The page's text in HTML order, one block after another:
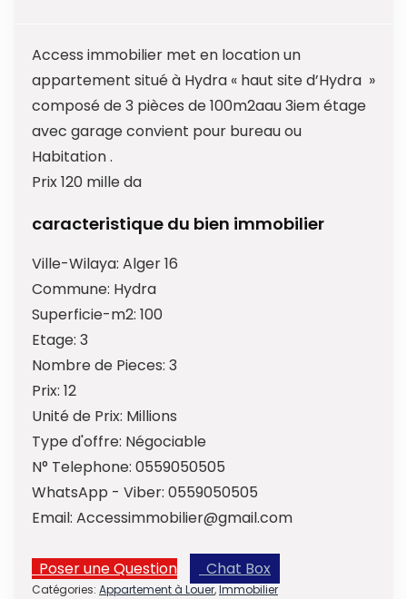
Access immobilier met en location un
appartement situé à Hydra « haut site d’Hydra »
composé de 3 pièces de 100m2aau 3iem étage
avec garage convient pour bureau ou
Habitation .
Prix 120 mille da
caracteristique du bien immobilier
Ville-Wilaya: Alger 16
Commune: Hydra
Superficie-m2: 100
Etage: 3
Nombre de Pieces: 3
Prix: 12
Unité de Prix: Millions
Type d'offre: Négociable
N° Telephone: 0559050505
WhatsApp - Viber: 0559050505
Email: Accessimmobilier@gmail.com
Poser une Question Chat Box
Catégories: Appartement à Louer,Immobilier